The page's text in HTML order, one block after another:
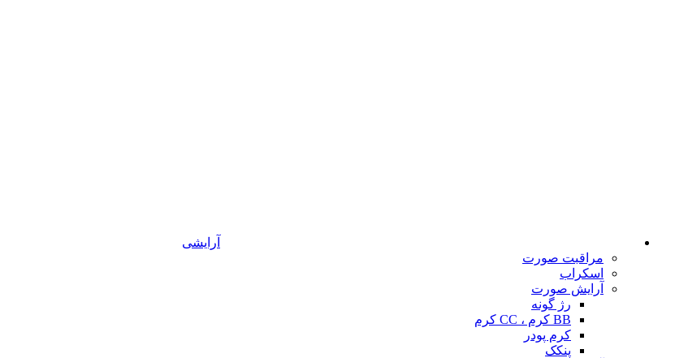
آرایشی
مراقبت صورت
اسکراب
آرایش صورت
رژ گونه
BB کرم ، CC کرم
کرم پودر
پنکک